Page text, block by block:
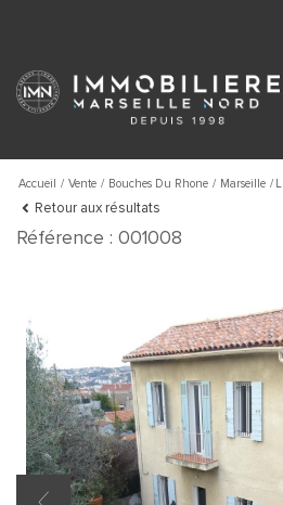
Accueil Vente Bouches Du Rhone Marseille
Retour aux résultats
Référence : 001008